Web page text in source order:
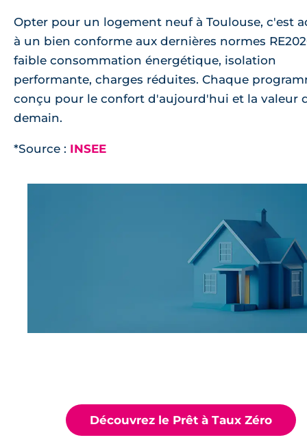
Opter pour un logement neuf à Toulouse, c'est
à un bien conforme aux dernières normes
faible consommation énergétique, isolation
performante, charges réduites. Chaque
conçu pour le confort d'aujourd'hui et la valeur
demain.
*Source : INSEE
Découvrez le Prêt à Taux Zéro